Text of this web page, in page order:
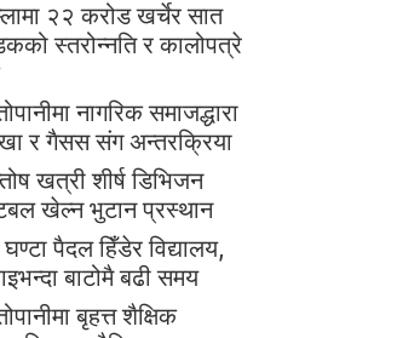
२२ करोड खर्चेर सात
स्तरोन्नति र कालोपत्रे
नागरिक समाजद्धारा
र गैसस संग अन्तरक्रिया
खत्री शीर्ष डिभिजन
खेल्न भुटान प्रस्थान
पैदल हिँडेर विद्यालय,
बाटोमै बढी समय
बृहत्त शैक्षिक